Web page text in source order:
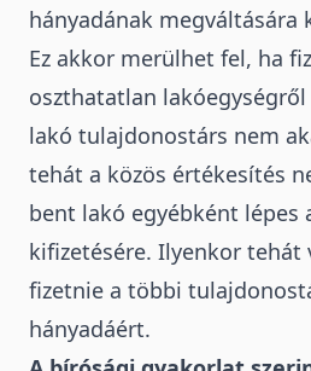
hányadának megváltására
Ez akkor merülhet fel, ha
oszthatatlan
lakó tulajdonostárs nem
tehát a közös értékesítés
bent lakó egyébként lépes
kifizetésére. Ilyenkor tehát
fizetnie a többi
hányadáért.